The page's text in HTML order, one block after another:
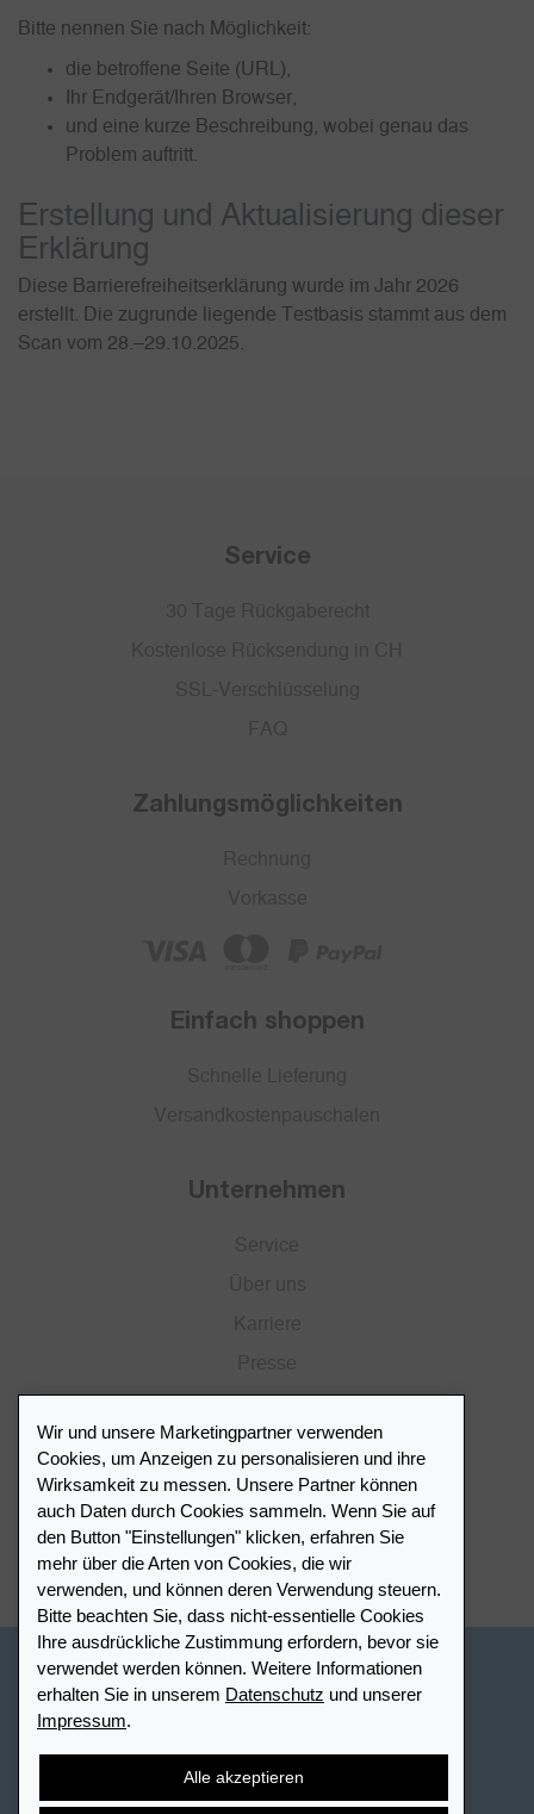
Bitte nennen Sie nach Möglichkeit:
die betroffene Seite (URL),
Ihr Endgerät/Ihren Browser,
und eine kurze Beschreibung, wobei genau das
Problem auftritt.
Erstellung und Aktualisierung dieser
Erklärung
Diese Barrierefreiheitserklärung wurde im Jahr 2026
erstellt. Die zugrunde liegende Testbasis stammt aus dem
Scan vom 28.–29.10.2025.
Service
Zahlungsmöglichkeiten
Einfach shoppen
Unternehmen
Händlerportal
Händlerverzeichnis
Meinen Leuchtturm Händler finden
Wir und unsere Marketingpartner verwenden
Cookies, um Anzeigen zu personalisieren und ihre
Wirksamkeit zu messen. Unsere Partner können
auch Daten durch Cookies sammeln. Wenn Sie auf
den Button "Einstellungen" klicken, erfahren Sie
mehr über die Arten von Cookies, die wir
verwenden, und können deren Verwendung steuern.
Bitte beachten Sie, dass nicht-essentielle Cookies
Ihre ausdrückliche Zustimmung erfordern, bevor sie
verwendet werden können. Weitere Informationen
erhalten Sie in unserem Datenschutz und unserer
Impressum.
Alle akzeptieren
Schweiz - Deutsch
Cookie-Einstellungen